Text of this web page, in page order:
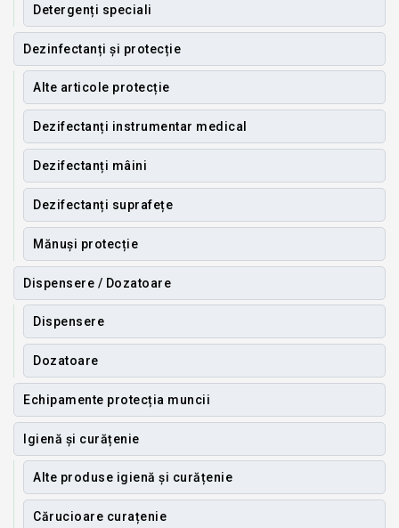
Detergenți speciali
Dezinfectanți și protecție
Alte articole protecție
Dezifectanți instrumentar medical
Dezifectanți mâini
Dezifectanți suprafețe
Mănuși protecție
Dispensere / Dozatoare
Dispensere
Dozatoare
Echipamente protecția muncii
Igienă și curățenie
Alte produse igienă și curățenie
Cărucioare curațenie